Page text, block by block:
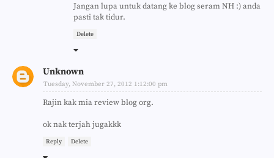
Jangan lupa untuk datang ke blog seram NH :) anda
pasti tak tidur.
Delete
Unknown
Tuesday, November 27, 2012 1:12:00 pm
Rajin kak mia review blog org.
ok nak terjah jugakkk
Reply Delete